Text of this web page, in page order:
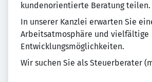
kundenorientierte Beratung teilen.
In unserer Kanzlei erwarten Sie
Arbeitsatmosphäre und vielfältige
Entwicklungsmöglichkeiten.
Wir suchen Sie als Steuerberater